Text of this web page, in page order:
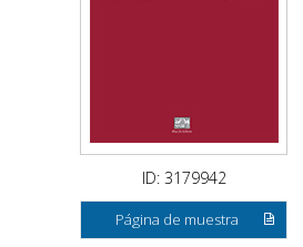
ID: 3179942
Página de muestra